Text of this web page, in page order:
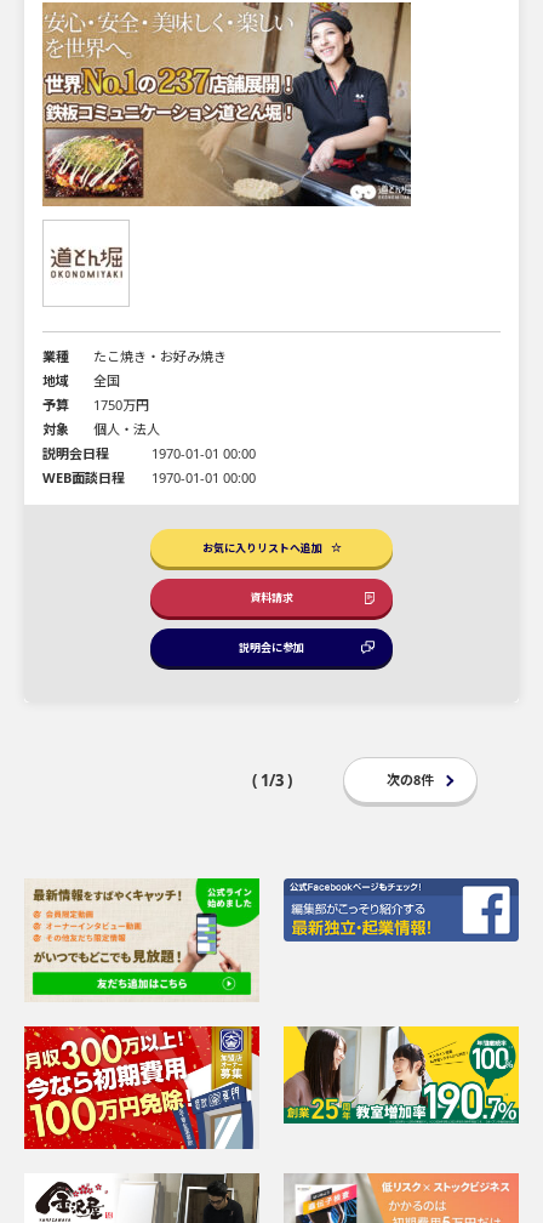
業種
たこ焼き・お好み焼き
地域
全国
予算
1750万円
対象
個人・法人
説明会日程
1970-01-01 00:00
WEB面談日程
1970-01-01 00:00
お気に入りリストへ追加
資料請求
説明会に参加
次の8件
( 1/3 )